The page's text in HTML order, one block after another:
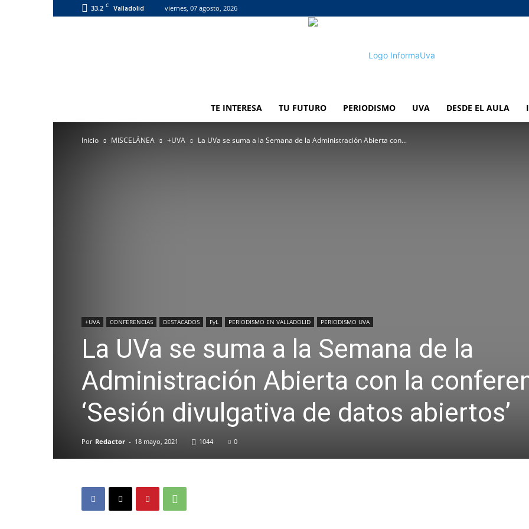
33.2 C Valladolid viernes, 07 agosto, 2026
TE INTERESA TU FUTURO PERIODISMO UVA DESDE EL AULA
Inicio MISCELÁNEA +UVA La UVa se suma a la Semana de la Administración Abierta con...
+UVA CONFERENCIAS DESTACADOS FyL PERIODISMO EN VALLADOLID PERIODISMO UVA
La UVa se suma a la Semana de la
Administración Abierta con la
‘Sesión divulgativa de datos abiertos’
Por Redactor - 18 mayo, 2021 1044 0